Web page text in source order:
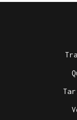
Desaparecido